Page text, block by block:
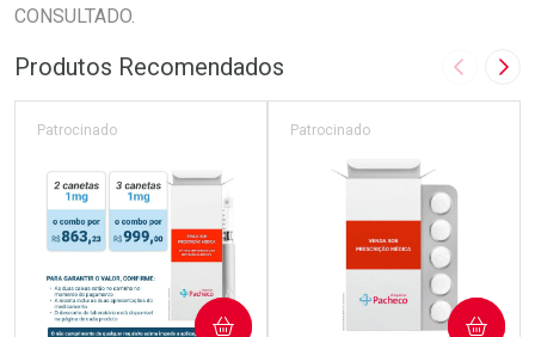
CONSULTADO.
Produtos Recomendados Imagem
Patrocinado
COMPRAR
Patrocinado
COMPRAR